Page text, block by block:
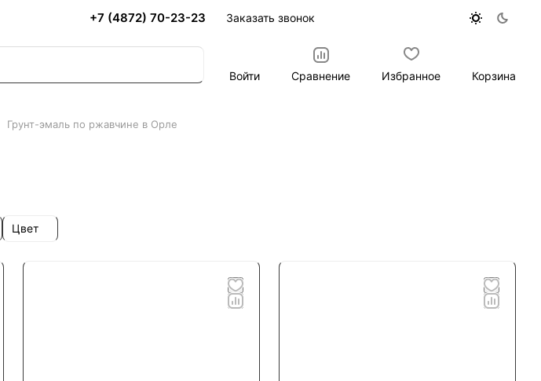
+7 (4872) 70-23-23 Заказать звонок
Войти Сравнение Избранное Корзина
Грунт-эмаль по ржавчине в Орле
Цвет